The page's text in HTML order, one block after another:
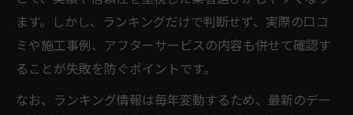
ます。しかし、ランキングだけで判断せず、実際の口コ
ミや施工事例、アフターサービスの内容も併せて確認す
ることが失敗を防ぐポイントです。
なお、ランキング情報は毎年変動するため、最新のデー